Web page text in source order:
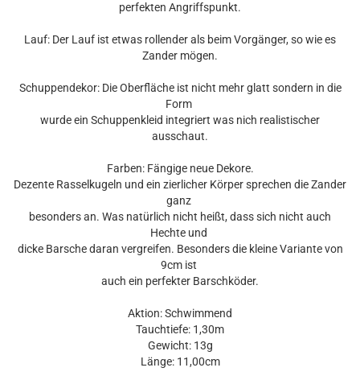
perfekten Angriffspunkt.
Lauf: Der Lauf ist etwas rollender als beim Vorgänger, so wie es
Zander mögen.
Schuppendekor: Die Oberfläche ist nicht mehr glatt sondern in die
Form
wurde ein Schuppenkleid integriert was nich realistischer
ausschaut.
Farben: Fängige neue Dekore.
Dezente Rasselkugeln und ein zierlicher Körper sprechen die Zander
ganz
besonders an. Was natürlich nicht heißt, dass sich nicht auch
Hechte und
dicke Barsche daran vergreifen. Besonders die kleine Variante von
9cm ist
auch ein perfekter Barschköder.
Aktion: Schwimmend
Tauchtiefe: 1,30m
Gewicht: 13g
Länge: 11,00cm